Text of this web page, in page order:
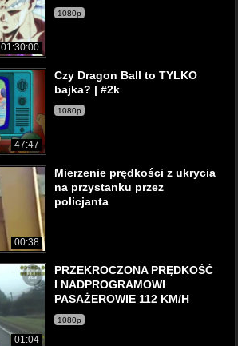
01:30:00
1080p
47:47
Czy Dragon Ball to TYLKO
bajka? | #2k
1080p
00:38
Mierzenie prędkości z ukrycia
na przystanku przez
policjanta
01:04
PRZEKROCZONA PRĘDKOŚĆ
I NADPROGRAMOWI
PASAŻEROWIE 112 KM/H
1080p